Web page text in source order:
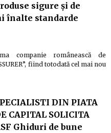
sigure şi de
înalte standarde
companie românească de
fiind totodată cel mai nou
DIN PIATA
CAPITAL SOLICITA
Ghiduri de bune